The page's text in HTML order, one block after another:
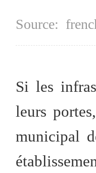
Source:
Si les
leurs
municipal